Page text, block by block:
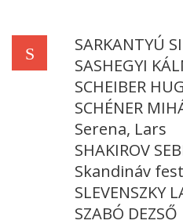
S
SARKANTYÚ
SASHEGYI
SCHEIBER
SCHÉNER
Serena, Lars
SHAKIROV
Skandináv
SLEVENSZKY
SZABÓ DEZSŐ